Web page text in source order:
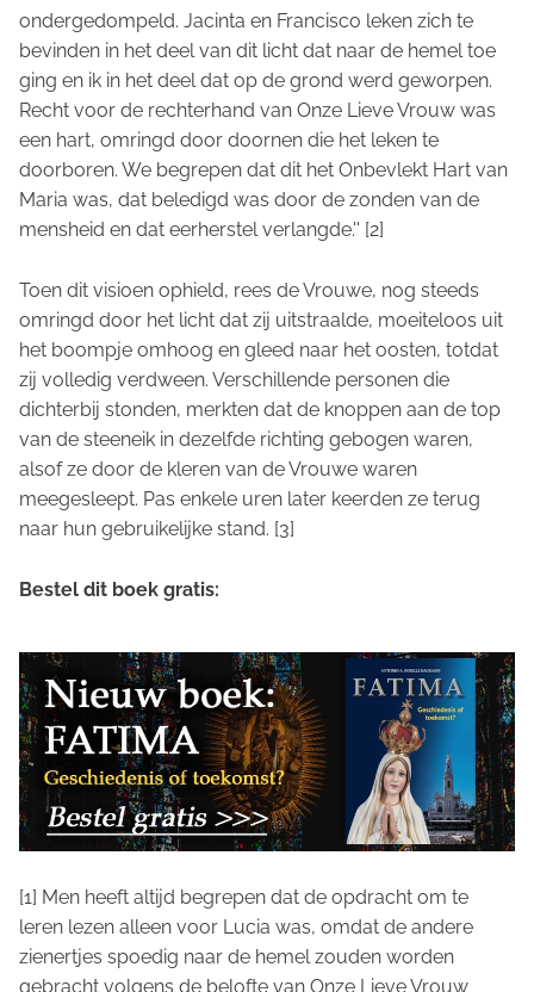
ondergedompeld. Jacinta en Francisco leken zich te
bevinden in het deel van dit licht dat naar de hemel toe
ging en ik in het deel dat op de grond werd geworpen.
Recht voor de rechterhand van Onze Lieve Vrouw was
een hart, omringd door doornen die het leken te
doorboren. We begrepen dat dit het Onbevlekt Hart van
Maria was, dat beledigd was door de zonden van de
mensheid en dat eerherstel verlangde.'' [2]
Toen dit visioen ophield, rees de Vrouwe, nog steeds
omringd door het licht dat zij uitstraalde, moeiteloos uit
het boompje omhoog en gleed naar het oosten, totdat
zij volledig verdween. Verschillende personen die
dichterbij stonden, merkten dat de knoppen aan de top
van de steeneik in dezelfde richting gebogen waren,
alsof ze door de kleren van de Vrouwe waren
meegesleept. Pas enkele uren later keerden ze terug
naar hun gebruikelijke stand. [3]
Bestel dit boek gratis:
[1] Men heeft altijd begrepen dat de opdracht om te
leren lezen alleen voor Lucia was, omdat de andere
zienertjes spoedig naar de hemel zouden worden
gebracht volgens de belofte van Onze Lieve Vrouw